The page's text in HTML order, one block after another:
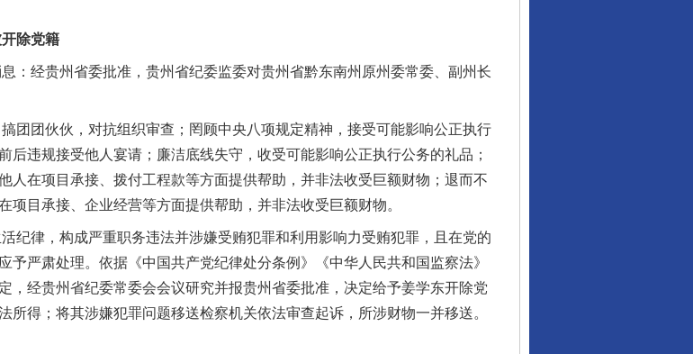
除党籍
经贵州省委批准，贵州省纪委监委对贵州省黔东南州原州委常委、副州长
团伙伙，对抗组织审查；罔顾中央八项规定精神，接受可能影响公正执行
违规接受他人宴请；廉洁底线失守，收受可能影响公正执行公务的礼品；
人在项目承接、拨付工程款等方面提供帮助，并非法收受巨额财物；退而不
目承接、企业经营等方面提供帮助，并非法收受巨额财物。
律，构成严重职务违法并涉嫌受贿犯罪和利用影响力受贿犯罪，且在党的
严肃处理。依据《中国共产党纪律处分条例》《中华人民共和国监察法》
，经贵州省纪委常委会会议研究并报贵州省委批准，决定给予姜学东开除党
得；将其涉嫌犯罪问题移送检察机关依法审查起诉，所涉财物一并移送。
行业协会接连发公告
让核能赋能千行百业 千年窑火 生生不息